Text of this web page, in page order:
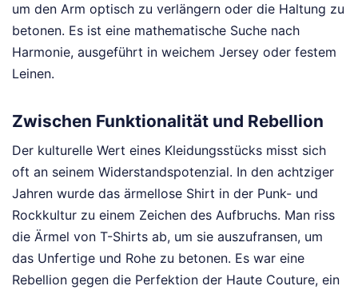
um den Arm optisch zu verlängern oder die Haltung zu
betonen. Es ist eine mathematische Suche nach
Harmonie, ausgeführt in weichem Jersey oder festem
Leinen.
Zwischen Funktionalität und Rebellion
Der kulturelle Wert eines Kleidungsstücks misst sich
oft an seinem Widerstandspotenzial. In den achtziger
Jahren wurde das ärmellose Shirt in der Punk- und
Rockkultur zu einem Zeichen des Aufbruchs. Man riss
die Ärmel von T-Shirts ab, um sie auszufransen, um
das Unfertige und Rohe zu betonen. Es war eine
Rebellion gegen die Perfektion der Haute Couture, ein